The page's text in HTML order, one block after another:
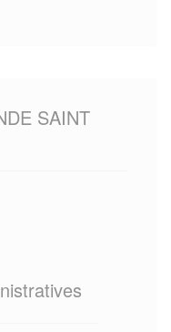
SAINT